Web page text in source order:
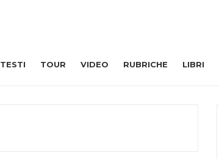
TESTI TOUR VIDEO RUBRICHE LIBRI